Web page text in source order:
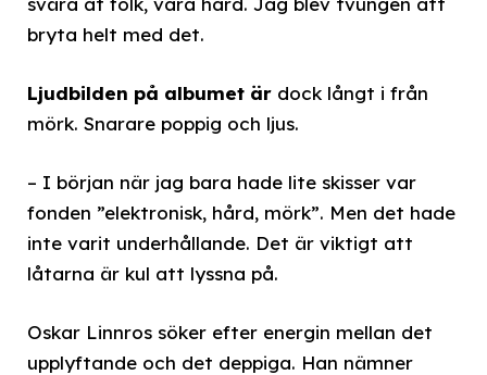
bryta helt med det.
Ljudbilden på albumet är dock långt i från
mörk. Snarare poppig och ljus.
– I början när jag bara hade lite skisser var
fonden ”elektronisk, hård, mörk”. Men det hade
inte varit underhållande. Det är viktigt att
låtarna är kul att lyssna på.
Oskar Linnros söker efter energin mellan det
upplyftande och det deppiga. Han nämner